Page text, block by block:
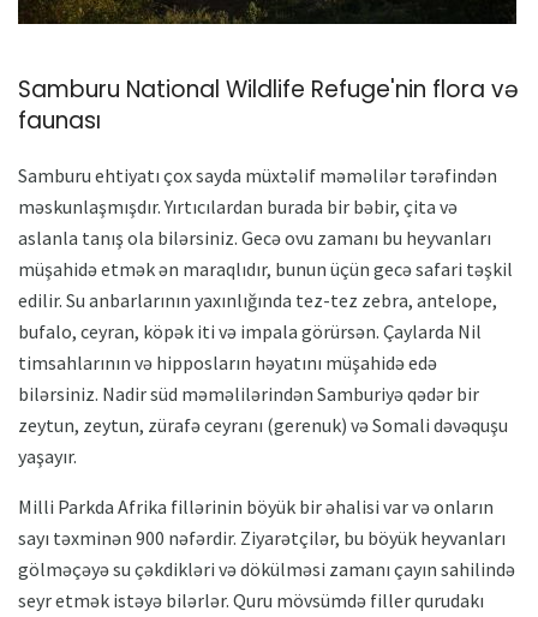
Samburu National Wildlife Refuge'nin flora və
faunası
Samburu ehtiyatı çox sayda müxtəlif məməlilər tərəfindən
məskunlaşmışdır. Yırtıcılardan burada bir bəbir, çita və
aslanla tanış ola bilərsiniz. Gecə ovu zamanı bu heyvanları
müşahidə etmək ən maraqlıdır, bunun üçün gecə safari təşkil
edilir. Su anbarlarının yaxınlığında tez-tez zebra, antelope,
bufalo, ceyran, köpək iti və impala görürsən. Çaylarda Nil
timsahlarının və hipposların həyatını müşahidə edə
bilərsiniz. Nadir süd məməlilərindən Samburiyə qədər bir
zeytun, zeytun, zürafə ceyranı (gerenuk) və Somali dəvəquşu
yaşayır.
Milli Parkda Afrika fillərinin böyük bir əhalisi var və onların
sayı təxminən 900 nəfərdir. Ziyarətçilər, bu böyük heyvanları
gölməçəyə su çəkdikləri və dökülməsi zamanı çayın sahilində
seyr etmək istəyə bilərlər. Quru mövsümdə filler qurudakı